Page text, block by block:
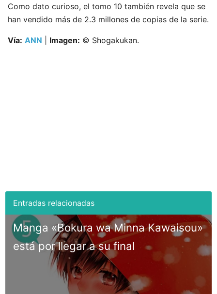
Como dato curioso, el tomo 10 también revela que se
han vendido más de 2.3 millones de copias de la serie.
Vía: ANN Imagen: © Shogakukan.
Manga «Bokura wa Minna Kawaisou»
está por llegar a su final